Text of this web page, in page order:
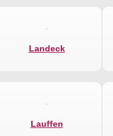
Landeck
Lauffen